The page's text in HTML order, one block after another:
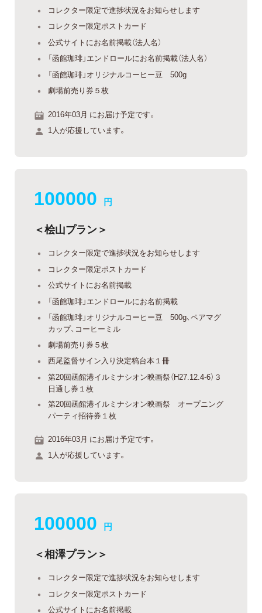
コレクター限定で進捗状況をお知らせします
コレクター限定ポストカード
公式サイトにお名前掲載（法人名）
「函館珈琲」エンドロールにお名前掲載（法人名）
「函館珈琲」オリジナルコーヒー豆 500g
劇場前売り券５枚
2016年03月 にお届け予定です。
1人が応援しています。
100000 円
＜桧山プラン＞
コレクター限定で進捗状況をお知らせします
コレクター限定ポストカード
公式サイトにお名前掲載
「函館珈琲」エンドロールにお名前掲載
「函館珈琲」オリジナルコーヒー豆 500g、ペアマグ
カップ、コーヒーミル
劇場前売り券５枚
西尾監督サイン入り決定稿台本１冊
第20回函館港イルミナシオン映画祭（H27.12.4-6）３
日通し券１枚
第20回函館港イルミナシオン映画祭 オープニング
パーティ招待券１枚
2016年03月 にお届け予定です。
1人が応援しています。
100000 円
＜相澤プラン＞
コレクター限定で進捗状況をお知らせします
コレクター限定ポストカード
公式サイトにお名前掲載